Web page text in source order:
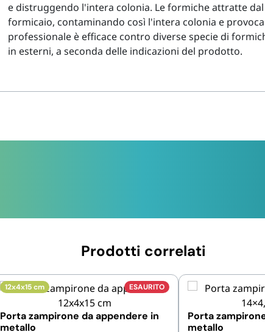
e distruggendo l'intera colonia. Le formiche attratte
formicaio, contaminando così l'intera colonia e
professionale è efficace contro diverse specie di
in esterni, a seconda delle indicazioni del prodotto.
Prodotti correlati
ESAURITO
12x4x15 cm
Porta zampirone da appendere in
metallo
Porta
metallo